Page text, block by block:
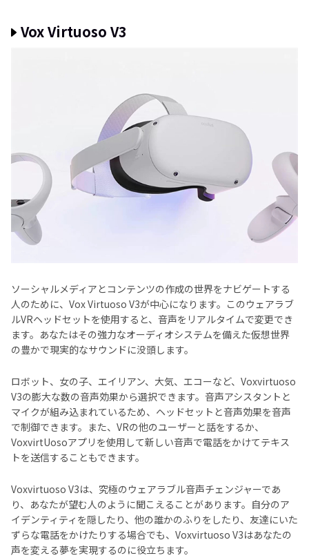
Vox Virtuoso V3
ソーシャルメディアとコンテンツの作成の世界をナビゲートする
人のために、Vox Virtuoso V3が中心になります。このウェアラブ
ルVRヘッドセットを使用すると、音声をリアルタイムで変更でき
ます。あなたはその強力なオーディオシステムを備えた仮想世界
の豊かで現実的なサウンドに没頭します。
ロボット、女の子、エイリアン、大気、エコーなど、Voxvirtuoso
V3の膨大な数の音声効果から選択できます。音声アシスタントと
マイクが組み込まれているため、ヘッドセットと音声効果を音声
で制御できます。また、VRの他のユーザーと話をするか、
VoxvirtUosoアプリを使用して新しい音声で電話をかけてテキス
トを送信することもできます。
Voxvirtuoso V3は、究極のウェアラブル音声チェンジャーであ
り、あなたが望む人のように聞こえることがあります。自分のア
イデンティティを隠したり、他の誰かのふりをしたり、友達にいた
ずらな電話をかけたりする場合でも、Voxvirtuoso V3はあなたの
声を変える夢を実現するのに役立ちます。